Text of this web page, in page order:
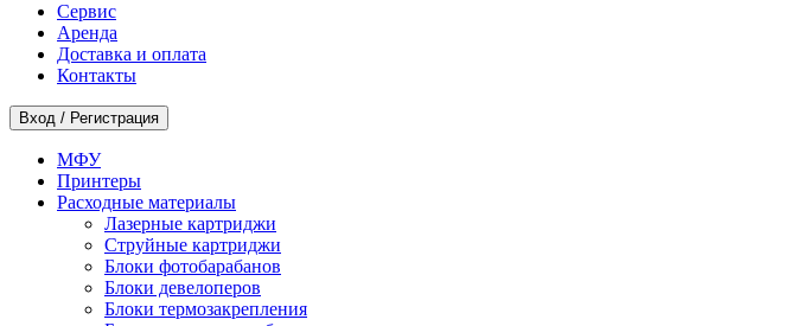
Сервис
Аренда
Доставка и оплата
Контакты
Вход / Регистрация
МФУ
Принтеры
Расходные материалы
Лазерные картриджи
Струйные картриджи
Блоки фотобарабанов
Блоки девелоперов
Блоки термозакрепления